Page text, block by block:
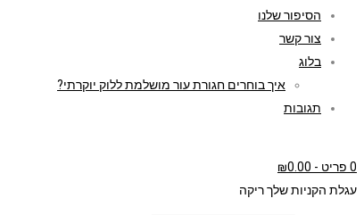
הסיפור שלנו
צור קשר
בלוג
איך בוחרים חגורת עור מושלמת ללוק יוקרתי?
תגובות
0 פריט
-
₪0.00
עגלת הקניות שלך ריקה